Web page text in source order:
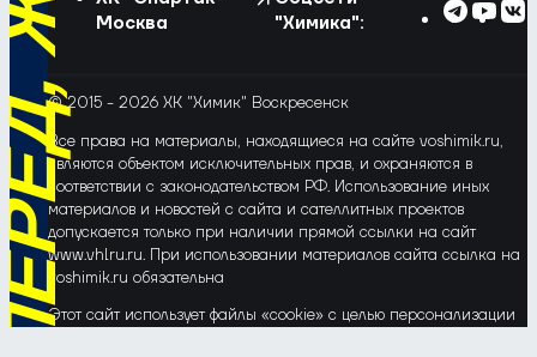
Москва
"Химика":
© 2015 - 2026 ХК "Химик" Воскресенск
Все права на материалы, находящиеся на сайте voshimik.ru,
являются объектом исключительных прав, и охраняются в
соответствии с законодательством РФ. Использование иных
материалов и новостей с сайта и сателлитных проектов
допускается только при наличии прямой ссылки на сайт
www.vhlru.ru. При использовании материалов сайта ссылка на
voshimik.ru обязательна
Этот сайт использует файлы «cookie» с целью персонализации